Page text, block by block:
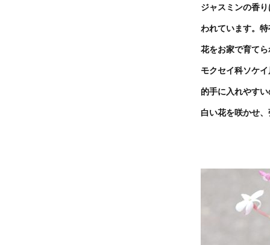
ジャスミンの香
われています。
花をお家で育て
モクセイ科ソケ
的手に入れやす
白い花を咲かせ